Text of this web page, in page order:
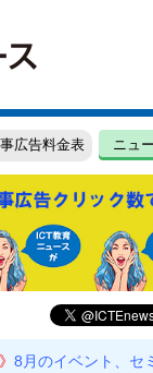
広告料金表 ニュ
8月のイベント、セ